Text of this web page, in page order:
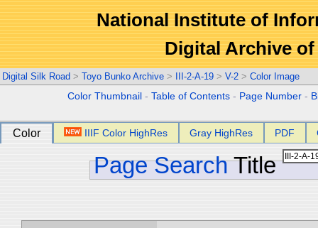
National Institute of
Digital Archive
Digital Silk Road > Toyo Bunko Archive > III-2-A-19 > V-2 > Color Image
Color Thumbnail -Table of Contents - Page Number -
Color IIIF Color HighRes Gray HighRes PDF
Page Search Title